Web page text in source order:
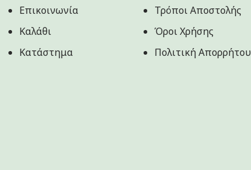
Επικοινωνία
Καλάθι
Κατάστημα
Τρόποι Αποστολής
Όροι Χρήσης
Πολιτική Aπορρήτου